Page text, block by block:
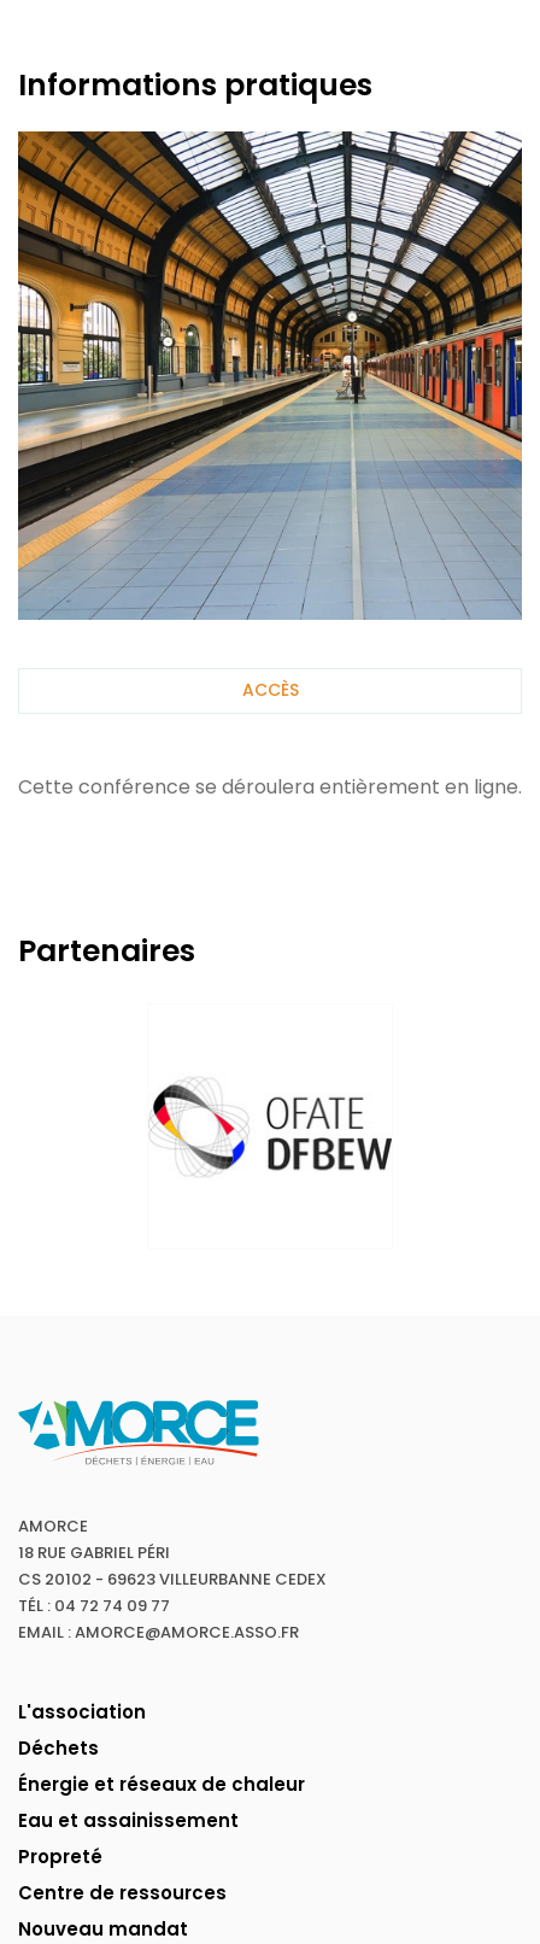
Informations pratiques
ACCÈS
Cette conférence se déroulera entièrement en ligne.
Partenaires
AMORCE
18 RUE GABRIEL PÉRI
CS 20102 - 69623 VILLEURBANNE CEDEX
TÉL : 04 72 74 09 77
EMAIL : AMORCE@AMORCE.ASSO.FR
L'association
Déchets
Énergie et réseaux de chaleur
Eau et assainissement
Propreté
Centre de ressources
Nouveau mandat